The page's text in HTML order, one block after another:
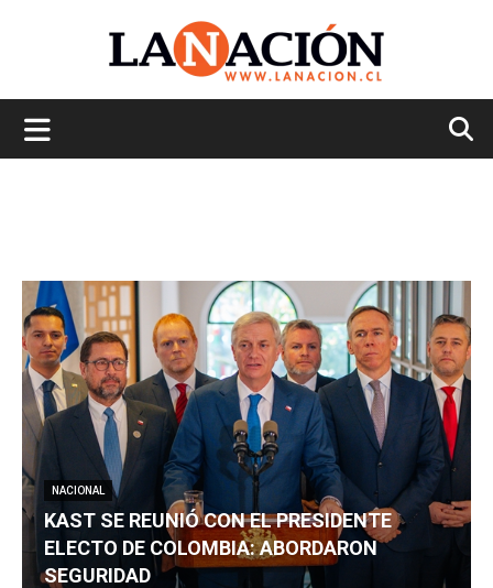
NACIONAL
KAST SE REUNIÓ CON EL PRESIDENTE
ELECTO DE COLOMBIA: ABORDARON
SEGURIDAD